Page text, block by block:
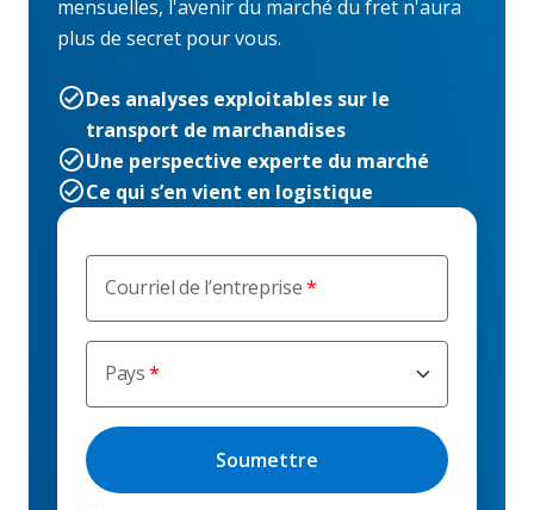
Courriel de l’entreprise
Pays
mensuelles, l'avenir du marché du fret n'aura
plus de secret pour vous.
Des analyses exploitables sur le
transport de marchandises
Une perspective experte du marché
Ce qui s’en vient en logistique